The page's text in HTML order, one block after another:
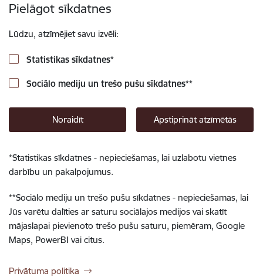
Pielāgot sīkdatnes
Lūdzu, atzīmējiet savu izvēli:
Statistikas sīkdatnes*
Sociālo mediju un trešo pušu sīkdatnes**
Noraidīt Apstiprināt atzīmētās
*Statistikas sīkdatnes - nepieciešamas, lai uzlabotu vietnes
darbību un pakalpojumus.
**Sociālo mediju un trešo pušu sīkdatnes - nepieciešamas, lai
Jūs varētu dalīties ar saturu sociālajos medijos vai skatīt
mājaslapai pievienoto trešo pušu saturu, piemēram, Google
Maps, PowerBI vai citus.
Privātuma politika